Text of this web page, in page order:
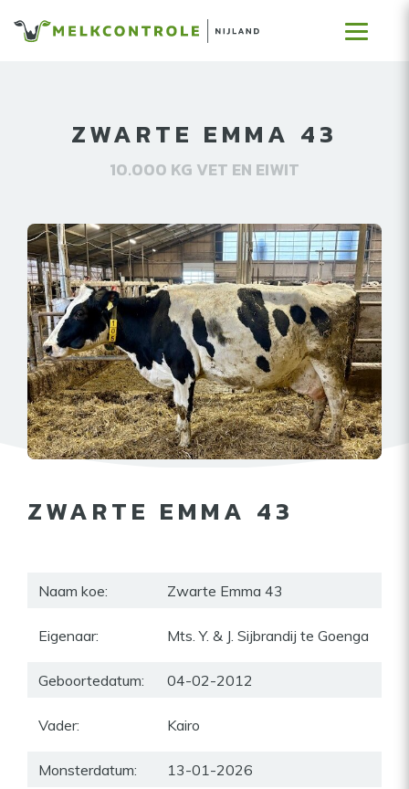
ZWARTE EMMA 43
10.000 KG VET EN EIWIT
ZWARTE EMMA 43
Naam koe: Zwarte Emma 43
Eigenaar: Mts. Y. & J. Sijbrandij te Goenga
Geboortedatum: 04-02-2012
Vader: Kairo
Monsterdatum: 13-01-2026